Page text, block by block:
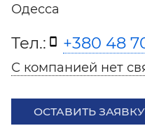
Одесса
Тел.: +380 48
С компанией нет
ОСТАВИТЬ ЗАЯВКУ